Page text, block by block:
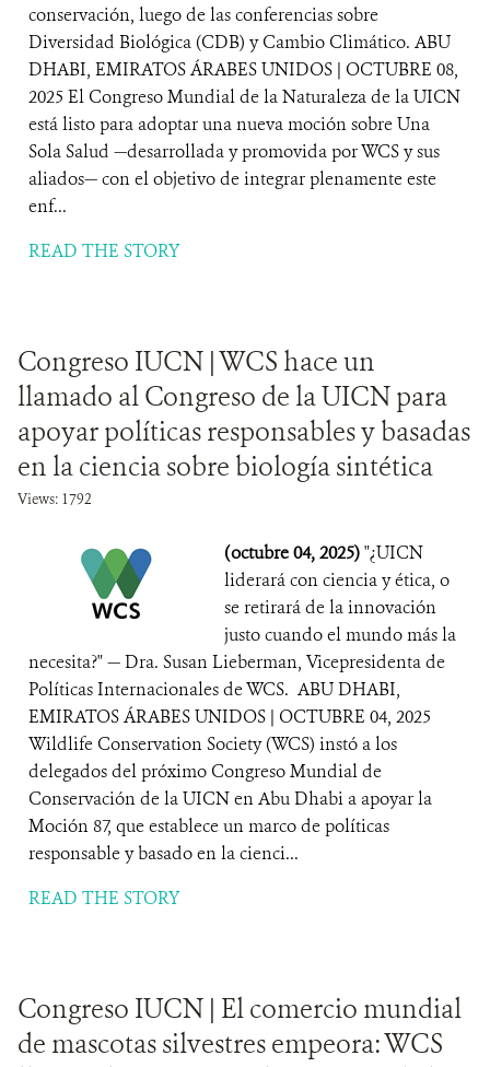
conservación, luego de las conferencias sobre
Diversidad Biológica (CDB) y Cambio Climático. ABU
DHABI, EMIRATOS ÁRABES UNIDOS | OCTUBRE 08,
2025 El Congreso Mundial de la Naturaleza de la UICN
está listo para adoptar una nueva moción sobre Una
Sola Salud —desarrollada y promovida por WCS y sus
aliados— con el objetivo de integrar plenamente este
enf...
READ THE STORY
Congreso IUCN | WCS hace un
llamado al Congreso de la UICN para
apoyar políticas responsables y basadas
en la ciencia sobre biología sintética
Views: 1792
(octubre 04, 2025)"¿UICN
liderará con ciencia y ética, o
se retirará de la innovación
justo cuando el mundo más la
necesita?" — Dra. Susan Lieberman, Vicepresidenta de
Políticas Internacionales de WCS. ABU DHABI,
EMIRATOS ÁRABES UNIDOS | OCTUBRE 04, 2025
Wildlife Conservation Society (WCS) instó a los
delegados del próximo Congreso Mundial de
Conservación de la UICN en Abu Dhabi a apoyar la
Moción 87, que establece un marco de políticas
responsable y basado en la cienci...
READ THE STORY
Congreso IUCN | El comercio mundial
de mascotas silvestres empeora: WCS